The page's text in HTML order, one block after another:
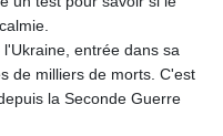
entrée dans sa
de milliers de morts. C'est
la Seconde Guerre